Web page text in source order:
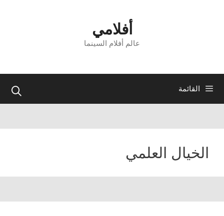
أفلامي
عالم أفلام السينما
القائمة
الخيال العلمي